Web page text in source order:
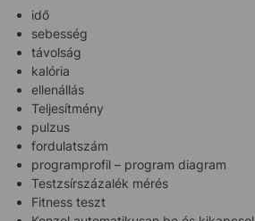
idő
sebesség
távolság
kalória
ellenállás
Teljesítmény
pulzus
fordulatszám
programprofil – program diagram
Testzsírszázalék mérés
Fitness teszt